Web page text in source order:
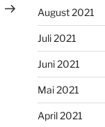
August 2021
Juli 2021
Juni 2021
Mai 2021
April 2021